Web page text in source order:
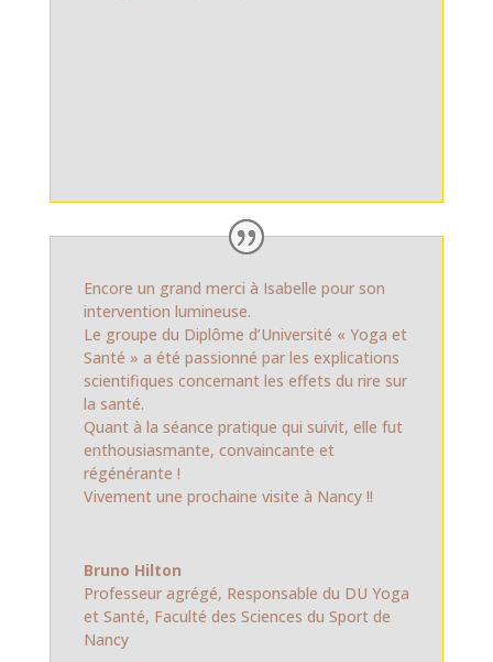
Encore un grand merci à Isabelle pour son
intervention lumineuse.
Le groupe du Diplôme d’Université « Yoga et
Santé » a été passionné par les explications
scientifiques concernant les effets du rire sur
la santé.
Quant à la séance pratique qui suivit, elle fut
enthousiasmante, convaincante et
régénérante !
Vivement une prochaine visite à Nancy !!
Bruno Hilton
Professeur agrégé, Responsable du DU Yoga
et Santé, Faculté des Sciences du Sport de
Nancy